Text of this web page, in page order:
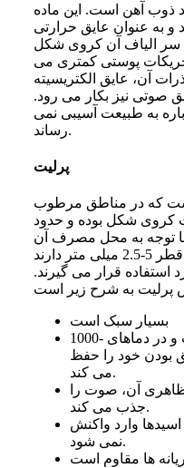
ذوب آهن است. این ماده
و به عنوان عایق حرارتی
سر الیاف آن کروی شکل
پوستی کمتری می‌
آن، عایق الکتریسیته
صوتی نیز بکار می‌ رود.
به طبیعت آسیبی نمی‌
رساند.
پرلیت
که در مناطق مرطوب
کروی شکل بوده و حدود
با توجه به محل مصرف آن
دانه بندی می‌ شود. دانه‌ هایی که قطر 5-2.5 میلی متر دارند
قرار می‌ گیرند.
بسیار سبک است
ماده‌ ای غیر قابل اشتعال است و در دماهای -1000
بودن خود را حفظ
می‌ کند.
آن، صوت را
جذب می‌ کند.
وارد واکنش
نمی‌ شود.